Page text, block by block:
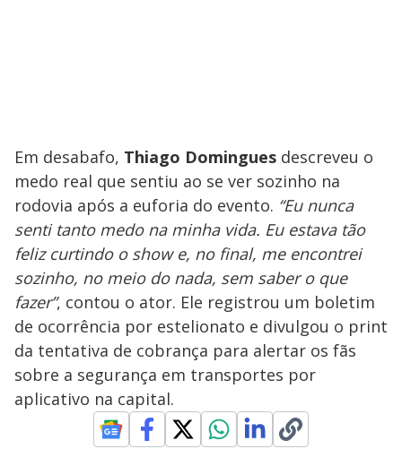
​Em desabafo, Thiago Domingues descreveu o
medo real que sentiu ao se ver sozinho na
rodovia após a euforia do evento. “Eu nunca
senti tanto medo na minha vida. Eu estava tão
feliz curtindo o show e, no final, me encontrei
sozinho, no meio do nada, sem saber o que
fazer”, contou o ator. Ele registrou um boletim
de ocorrência por estelionato e divulgou o print
da tentativa de cobrança para alertar os fãs
sobre a segurança em transportes por
aplicativo na capital.